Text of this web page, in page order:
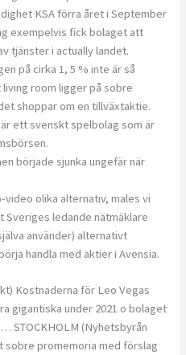
KSA förra året i September
exempelvis fick bolaget att
tjänster i actually landet.
på cirka 1, 5 % inte är så
room ligger på sobre
shoppar om en tillväxtaktie.
ett svenskt spelbolag som är
började sjunka ungefär när
video olika alternativ, males vi
ledande nätmäklare
använder) alternativt
handla med aktier i Avensia.
Kostnaderna för Leo Vegas
gigantiska under 2021 o bolaget
STOCKHOLM (Nyhetsbyrån
sobre promemoria med förslag